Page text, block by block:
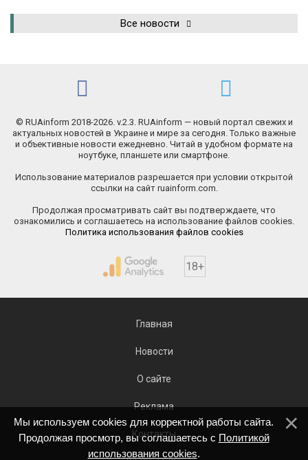
Все новости
© RUAinform 2018-2026. v.2.3. RUAinform — новый портал свежих и
актуальных новостей в Украине и мире за сегодня. Только важные
и объективные новости ежедневно. Читай в удобном формате на
ноутбуке, планшете или смартфоне.
Использование материалов разрешается при условии открытой
ссылки на сайт ruainform.com.
Продолжая просматривать сайт вы подтверждаете, что
ознакомились и соглашаетесь на использование файлов cookies.
Политика использования файлов cookies
18+
Главная
Новости
О сайте
Реклама
Контакты
Мы используем cookies для корректной работы сайта.
Продолжая просмотр, вы соглашаетесь с Политикой
использования cookies.